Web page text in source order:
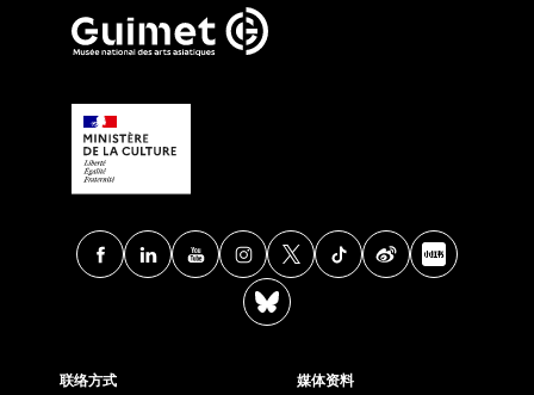
Facebook
LinkedinYoutubeInstagram
X TikTokWeibo
联络方式 媒体资料